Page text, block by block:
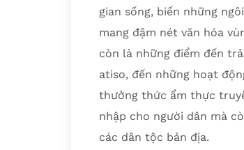
gian sống, biến những
mang đậm nét văn hóa
còn là những điểm đến
atiso, đến những hoạt
thưởng thức ẩm thực
nhập cho người dân mà
các dân tộc bản địa.